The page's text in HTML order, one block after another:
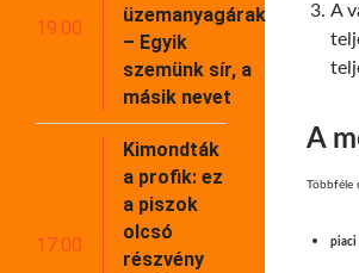
A
A
Többféle
piaci
19:00
üzemanyagárak
– Egyik
szemünk sír, a
másik nevet
17:00
Kimondták
a profik: ez
a piszok
olcsó
részvény